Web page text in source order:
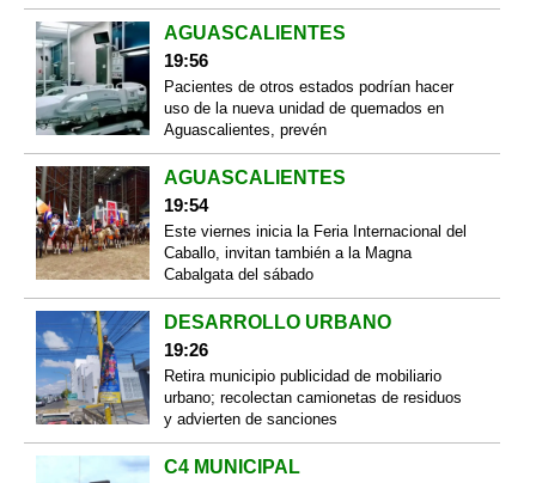
AGUASCALIENTES
19:56
Pacientes de otros estados podrían hacer
uso de la nueva unidad de quemados en
Aguascalientes, prevén
AGUASCALIENTES
19:54
Este viernes inicia la Feria Internacional del
Caballo, invitan también a la Magna
Cabalgata del sábado
DESARROLLO URBANO
19:26
Retira municipio publicidad de mobiliario
urbano; recolectan camionetas de residuos
y advierten de sanciones
C4 MUNICIPAL